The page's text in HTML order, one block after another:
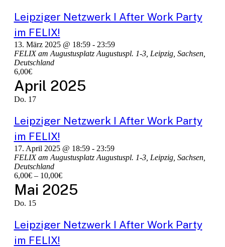
Leipziger Netzwerk I After Work Party
im FELIX!
13. März 2025 @ 18:59- 23:59
FELIX am Augustusplatz Augustuspl. 1-3, Leipzig, Sachsen,
Deutschland
6,00€
April 2025
Do. 17
Leipziger Netzwerk I After Work Party
im FELIX!
17. April 2025 @ 18:59- 23:59
FELIX am Augustusplatz Augustuspl. 1-3, Leipzig, Sachsen,
Deutschland
6,00€ – 10,00€
Mai 2025
Do. 15
Leipziger Netzwerk I After Work Party
im FELIX!